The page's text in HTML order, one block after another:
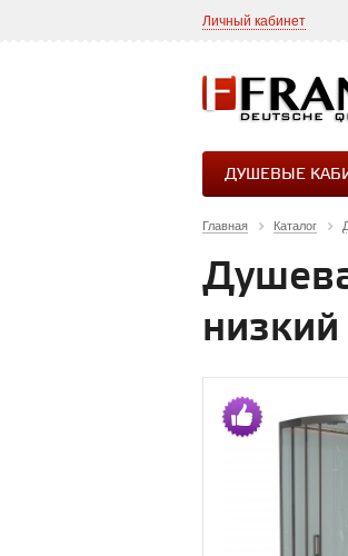
Личный кабинет
ДУШЕВЫЕ
Главная Каталог